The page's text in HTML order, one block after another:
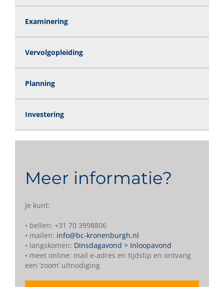
Examinering
Vervolgopleiding
Planning
Investering
Meer informatie?
Je kunt:
• bellen: +31 70 3998806
• mailen: info@bc-kronenburgh.nl
• langskomen: Dinsdagavond > Inloopavond
• meet online: mail e-adres en tijdstip en ontvang
een ‘zoom’ uitnodiging